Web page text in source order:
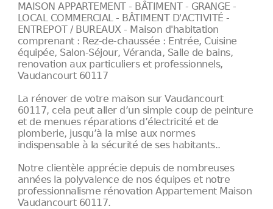
MAISON APPARTEMENT - BÂTIMENT - GRANGE -
LOCAL COMMERCIAL - BÂTIMENT D'ACTIVITÉ -
ENTREPOT / BUREAUX - Maison d'habitation
comprenant : Rez-de-chaussée : Entrée, Cuisine
équipée, Salon-Séjour, Véranda, Salle de bains,
renovation aux particuliers et professionnels,
Vaudancourt 60117
La rénover de votre maison sur Vaudancourt
60117, cela peut aller d’un simple coup de peinture
et de menues réparations d’électricité et de
plomberie, jusqu’à la mise aux normes
indispensable à la sécurité de ses habitants..
Notre clientèle apprécie depuis de nombreuses
années la polyvalence de nos équipes et notre
professionnalisme rénovation Appartement Maison
Vaudancourt 60117.